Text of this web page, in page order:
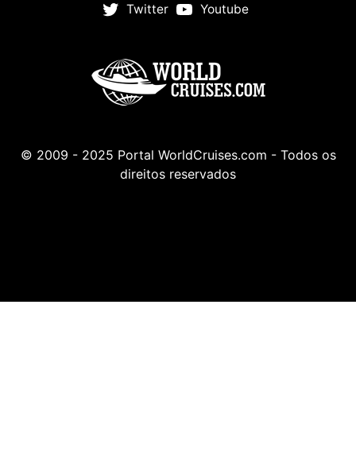
Twitter
Youtube
© 2009 - 2025 Portal WorldCruises.com - Todos os
direitos reservados